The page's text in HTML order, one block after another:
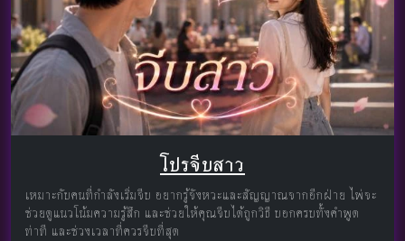
โปรจีบสาว
เหมาะกับคนที่กำลังเริ่มจีบ อยากรู้จังหวะและสัญญาณจากอีกฝ่าย ไพ่จะ
ช่วยดูแนวโน้มความรู้สึก และช่วยให้คุณจีบได้ถูกวิธี บอกครบทั้งคำพูด
ท่าที และช่วงเวลาที่ควรจีบที่สุด